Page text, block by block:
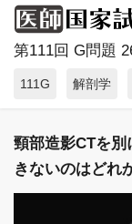
第111回 G問題
111G 解剖学
頸部造影CTを
きないのはどれ